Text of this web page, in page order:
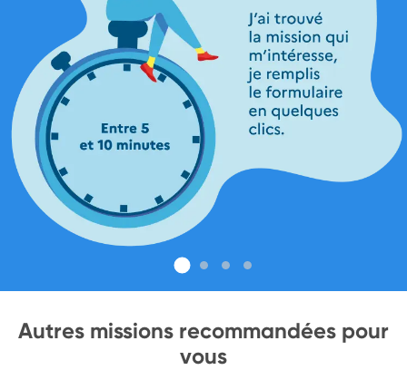
Autres missions recommandées pour
vous